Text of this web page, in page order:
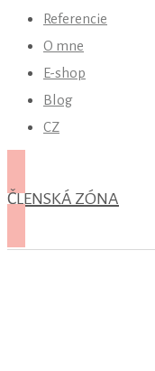
Referencie
O mne
E-shop
Blog
CZ
ČLENSKÁ ZÓNA